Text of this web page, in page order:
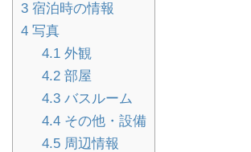
3 宿泊時の情報
4 写真
4.1外観
4.2部屋
4.3バスルーム
4.4その他・設備
4.5周辺情報